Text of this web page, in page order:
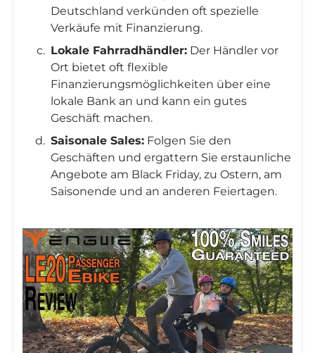
Deutschland verkünden oft spezielle
Verkäufe mit Finanzierung.
Lokale Fahrradhändler: Der Händler vor
Ort bietet oft flexible
Finanzierungsmöglichkeiten über eine
lokale Bank an und kann ein gutes
Geschäft machen.
Saisonale Sales: Folgen Sie den
Geschäften und ergattern Sie erstaunliche
Angebote am Black Friday, zu Ostern, am
Saisonende und an anderen Feiertagen.